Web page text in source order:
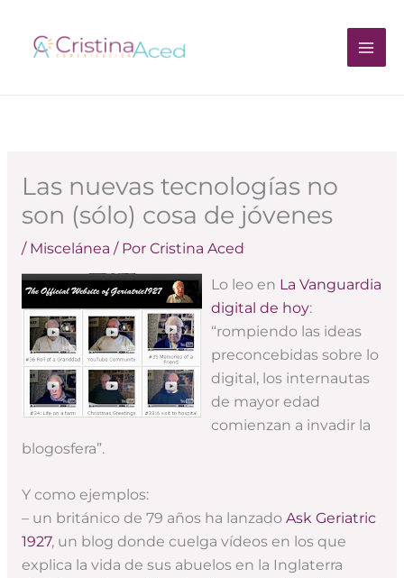
contenido
Las nuevas tecnologías no
son (sólo) cosa de jóvenes
/ Miscelánea / Por Cristina Aced
Lo leo en La Vanguardia
digital de hoy:
“rompiendo las ideas
preconcebidas sobre lo
digital, los internautas
de mayor edad
comienzan a invadir la
blogosfera”.
Y como ejemplos:
– un británico de 79 años ha lanzado Ask Geriatric
1927, un blog donde cuelga vídeos en los que
explica la vida de sus abuelos en la Inglaterra